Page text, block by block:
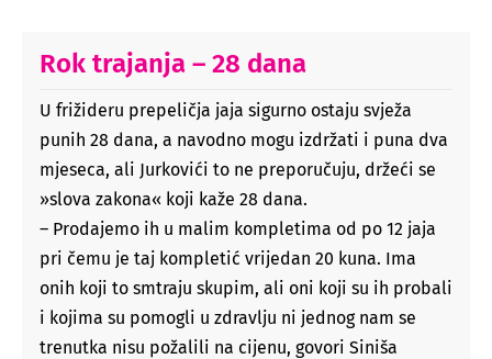
Rok trajanja – 28 dana
U frižideru prepeličja jaja sigurno ostaju svježa
punih 28 dana, a navodno mogu izdržati i puna dva
mjeseca, ali Jurkovići to ne preporučuju, držeći se
»slova zakona« koji kaže 28 dana.
– Prodajemo ih u malim kompletima od po 12 jaja
pri čemu je taj kompletić vrijedan 20 kuna. Ima
onih koji to smtraju skupim, ali oni koji su ih probali
i kojima su pomogli u zdravlju ni jednog nam se
trenutka nisu požalili na cijenu, govori Siniša